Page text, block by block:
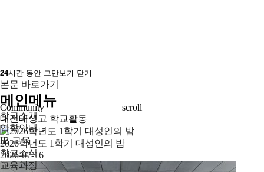
24시간 동안 그만보기 닫기
본문 바로가기
메인메뉴
학교소개
입학안내
IB 교육
학교소식
교육과정
scroll
Community
대전대성고 학교활동
2026학년도 1학기 대성인의 밤
2026-07-16